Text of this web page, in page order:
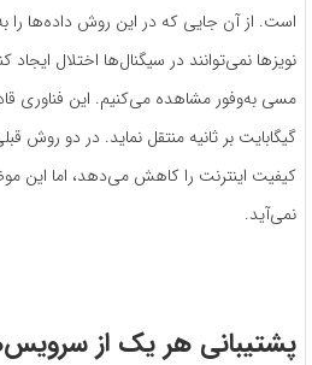
است. از آن جایی که در این روش داده‌ها را
نویزها نمی‌توانند در سیگنال‌ها اختلال
گیگابایت بر ثانیه منتقل نماید. در دو روش
کیفیت اینترنت را کاهش می‌دهد، اما این
نمی‌آید.
پشتیبانی هر یک از